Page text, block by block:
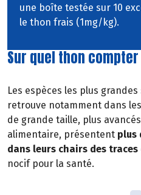
une boîte testée sur 10
le thon frais (1mg/kg).
Sur quel thon compter
Les espèces les plus grandes
retrouve notamment dans
de grande taille, plus
alimentaire, présentent plus
dans leurs chairs des traces
nocif pour la santé.